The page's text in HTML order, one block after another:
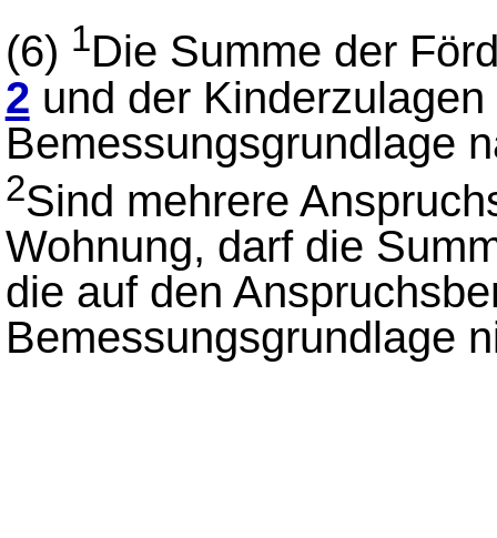
(6) 1Die Summe der
2 und der
Bemessungsgrundlage
2Sind mehrere
Wohnung, darf die
die auf den
Bemessungsgrundlage